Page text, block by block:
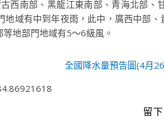
西南部、黑龍江東南部、青海北部
域有中到年夜雨，此中，廣西中部、
地部門地域有5～6級風。
全國降水量預告圖(4月26
留